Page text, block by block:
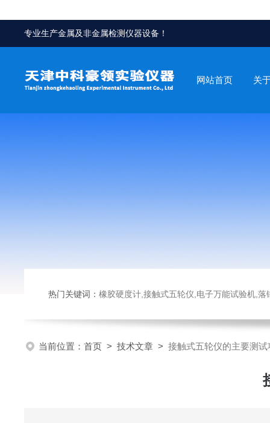
专业生产金属及非金属检测仪器设备！
网站首页 关
热门关键词： 橡胶硬度计,接触式五轮仪,电子万能试验机,落锤冲击试验机,数显
当前位置： 首页 > 技术文章 > 接触式五轮仪的主要测